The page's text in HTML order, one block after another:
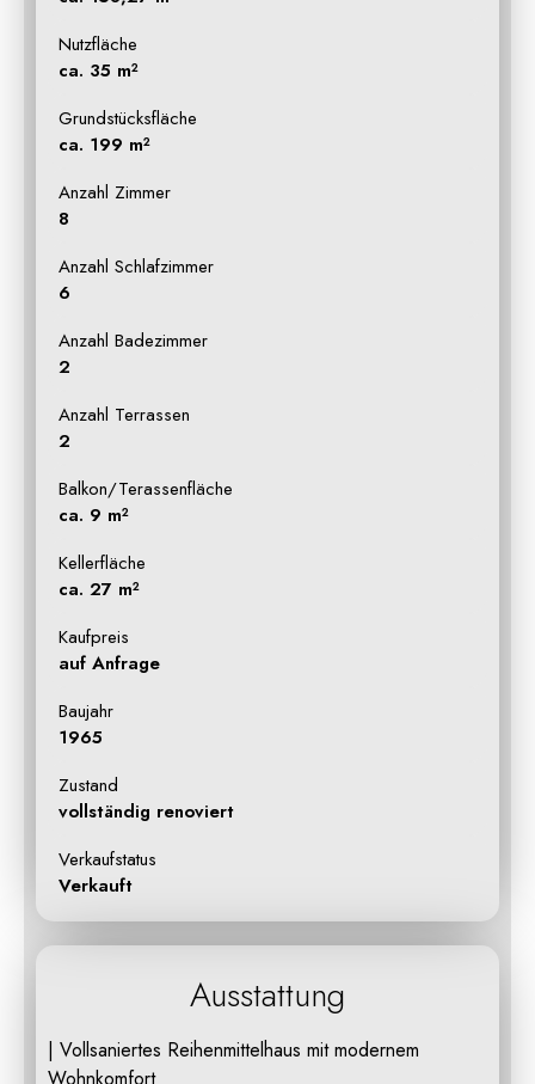
Nutzfläche
ca. 35 m²
Grundstücksfläche
ca. 199 m²
Anzahl Zimmer
8
Anzahl Schlafzimmer
6
Anzahl Badezimmer
2
Anzahl Terrassen
2
Balkon/Terassenfläche
ca. 9 m²
Kellerfläche
ca. 27 m²
Kaufpreis
auf Anfrage
Baujahr
1965
Zustand
vollständig renoviert
Verkaufstatus
Verkauft
Ausstattung
| Vollsaniertes Reihenmittelhaus mit modernem